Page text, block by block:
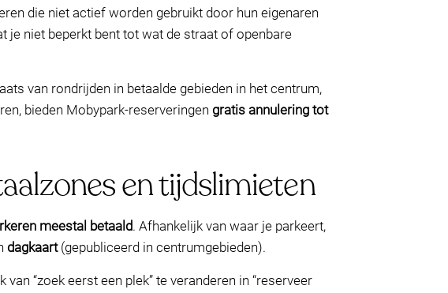
die niet actief worden gebruikt door hun eigenaren
niet beperkt bent tot wat de straat of openbare
van rondrijden in betaalde gebieden in het centrum,
bieden Mobypark-reserveringen gratis annulering tot
en tijdslimieten
meestal betaald. Afhankelijk van waar je parkeert,
dagkaart(gepubliceerd in centrumgebieden).
“zoek eerst een plek” te veranderen in “reserveer